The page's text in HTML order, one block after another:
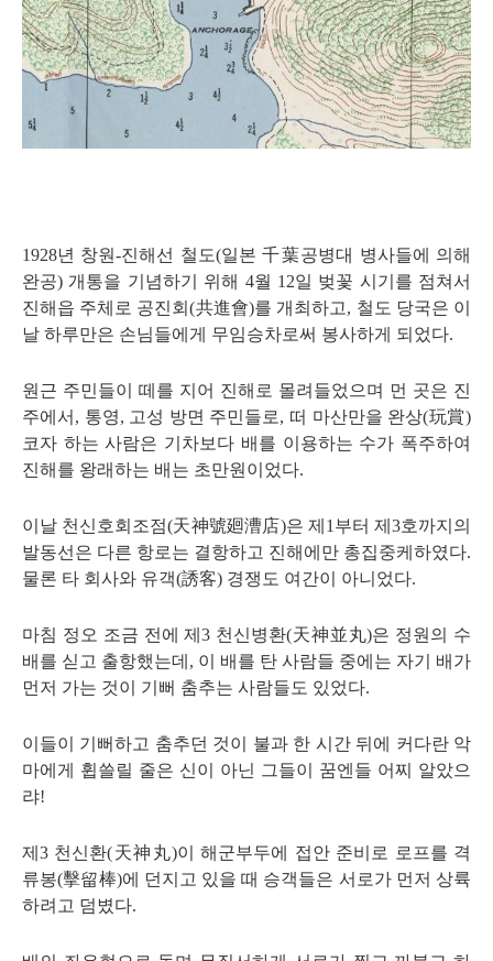
1928년 창원-진해선 철도(일본千葉공병대 병사들에 의해
완공) 개통을 기념하기 위해 4월 12일 벚꽃 시기를 점쳐서
진해읍 주체로 공진회(共進會)를 개최하고, 철도 당국은 이
날 하루만은 손님들에게 무임승차로써 봉사하게 되었다.
원근 주민들이 떼를 지어 진해로 몰려들었으며 먼 곳은 진
주에서 , 통영, 고성 방면 주민들로, 떠 마산만을 완상(玩賞)
코자 하는 사람은 기차보다 배를 이용하는 수가 폭주하여
진해를 왕래하는 배는 초만원이었다.
이날 천신호회조점(天神號廻漕店)은 제 1 부터 제3호까지의
발동선은 다른 항로는 결항하고 진해에만 총집중케하였다.
물론 타 회사와 유객(誘客) 경쟁도 여간이 아니었다.
마침 정오 조금 전에 제3 천신병환(天神並丸)은 정원의 수
배를 싣고 출항했는데 , 이 배를 탄 사람들 중에는 자기 배가
먼저 가는 것이 기뻐 춤추는 사람들도 있었다.
이들이 기뻐하고 춤추던 것이 불과 한 시간 뒤에 커다란 악
마에게 휩쓸릴 줄은 신이 아닌 그들이 꿈엔들 어찌 알았으
랴!
제 3 천신환(天神丸)이 해군부두에 접안 준비로 로프를 격
류봉(擊留棒)에 던지고 있을 때 승객들은 서로가 먼저 상륙
하려고 덤볐다.